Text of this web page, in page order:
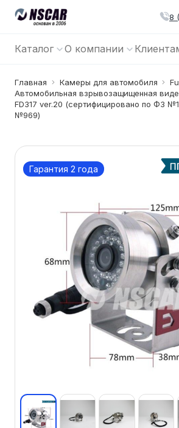
8
Каталог О компании
Главная Камеры для автомобиля
Автомобильная взрывозащищенная
FD317 ver.20 (сертифицировано по ФЗ
№969)
Гарантия 2 года